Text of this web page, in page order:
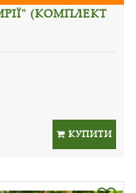
(КОМПЛЕКТ
КУПИТИ